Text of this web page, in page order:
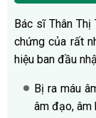
Bác sĩ Thân Thị
chứng của rất
hiệu ban đầu
Bị ra máu
âm đạo, âm